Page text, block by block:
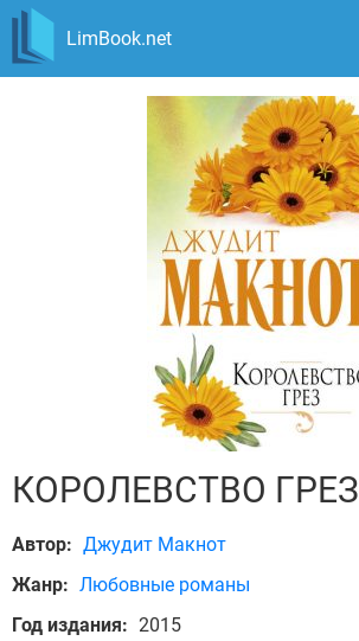
LimBook.net
КОРОЛЕВСТВО ГРЕЗ
Автор: Джудит Макнот
Жанр: Любовные романы
Год издания: 2015